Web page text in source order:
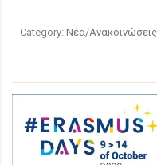
Category: Νέα/Ανακοινώσεις